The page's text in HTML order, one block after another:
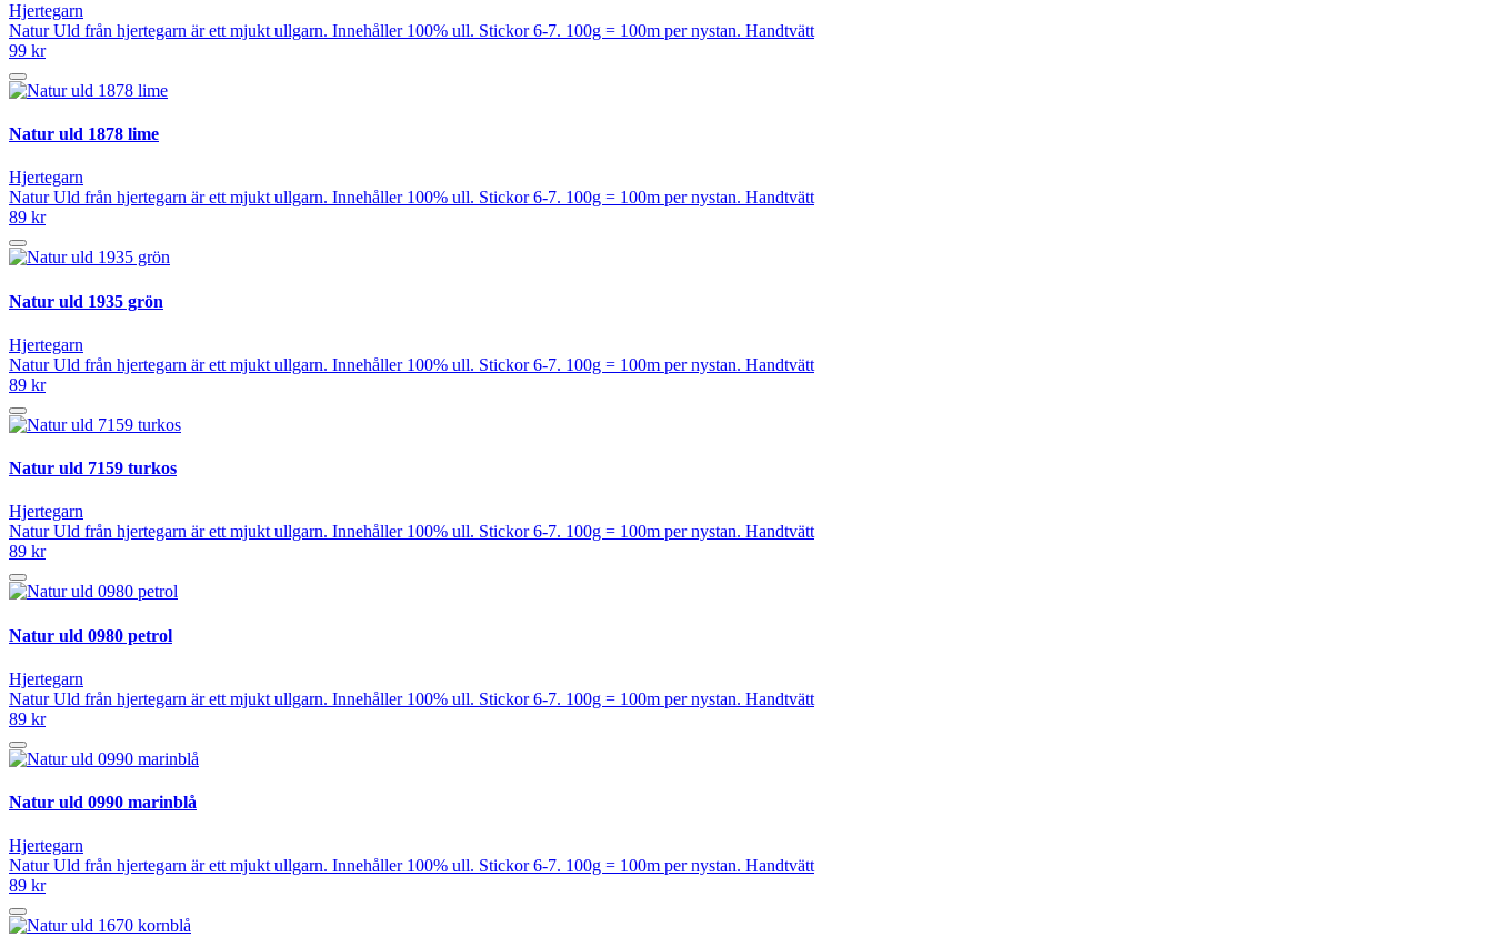
Hjertegarn
Natur Uld från hjertegarn är ett mjukt ullgarn. Innehåller 100% ull. Stickor 6-7. 100g = 100m per nystan. Handtvätt
99 kr
Natur uld 1878 lime
Hjertegarn
Natur Uld från hjertegarn är ett mjukt ullgarn. Innehåller 100% ull. Stickor 6-7. 100g = 100m per nystan. Handtvätt
89 kr
Natur uld 1935 grön
Hjertegarn
Natur Uld från hjertegarn är ett mjukt ullgarn. Innehåller 100% ull. Stickor 6-7. 100g = 100m per nystan. Handtvätt
89 kr
Natur uld 7159 turkos
Hjertegarn
Natur Uld från hjertegarn är ett mjukt ullgarn. Innehåller 100% ull. Stickor 6-7. 100g = 100m per nystan. Handtvätt
89 kr
Natur uld 0980 petrol
Hjertegarn
Natur Uld från hjertegarn är ett mjukt ullgarn. Innehåller 100% ull. Stickor 6-7. 100g = 100m per nystan. Handtvätt
89 kr
Natur uld 0990 marinblå
Hjertegarn
Natur Uld från hjertegarn är ett mjukt ullgarn. Innehåller 100% ull. Stickor 6-7. 100g = 100m per nystan. Handtvätt
89 kr